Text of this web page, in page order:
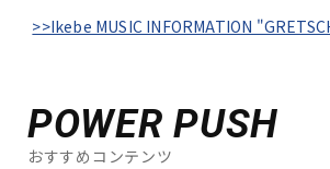
>>Ikebe MUSIC INFORMATION
POWER PUSH
おすすめコンテンツ